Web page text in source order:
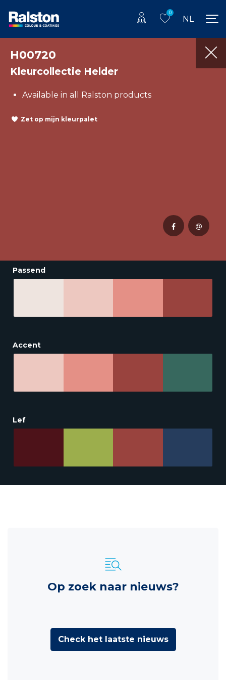
0
NL
H00720
Kleurcollectie Helder
Available in all Ralston products
Zet op mijn kleurpalet
Passend
Accent
Lef
Op zoek naar nieuws?
Check het laatste nieuws